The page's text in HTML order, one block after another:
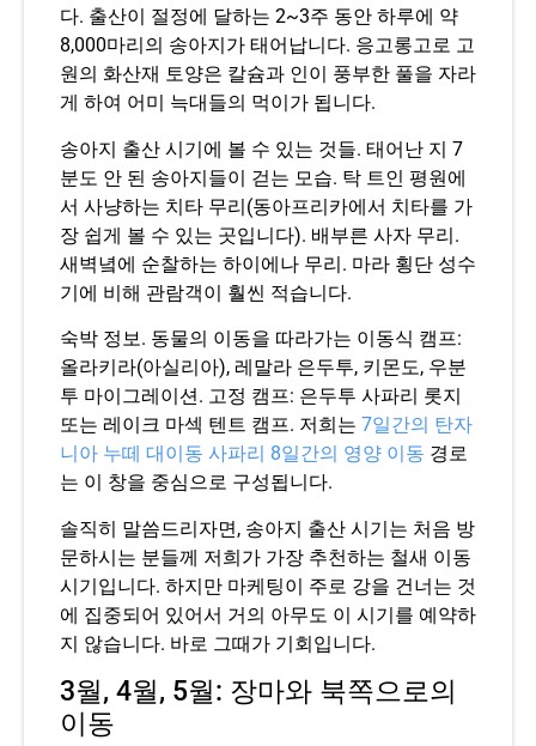
다. 출산이 절정에 달하는 2~3주 동안 하루에 약
8,000마리의 송아지가 태어납니다. 응고롱고로 고
원의 화산재 토양은 칼슘과 인이 풍부한 풀을 자라
게 하여 어미 늑대들의 먹이가 됩니다.
송아지 출산 시기에 볼 수 있는 것들. 태어난 지 7
분도 안 된 송아지들이 걷는 모습. 탁 트인 평원에
서 사냥하는 치타 무리(동아프리카에서 치타를 가
장 쉽게 볼 수 있는 곳입니다). 배부른 사자 무리.
새벽녘에 순찰하는 하이에나 무리. 마라 횡단 성수
기에 비해 관람객이 훨씬 적습니다.
숙박 정보. 동물의 이동을 따라가는 이동식 캠프:
올라키라(아실리아), 레말라 은두투, 키몬도, 우분
투 마이그레이션. 고정 캠프: 은두투 사파리 롯지
또는 레이크 마섹 텐트 캠프. 저희는 7일간의 탄자
니아 누떼 대이동 사파리 8일간의 영양 이동 경로
는 이 창을 중심으로 구성됩니다.
솔직히 말씀드리자면, 송아지 출산 시기는 처음 방
문하시는 분들께 저희가 가장 추천하는 철새 이동
시기입니다. 하지만 마케팅이 주로 강을 건너는 것
에 집중되어 있어서 거의 아무도 이 시기를 예약하
지 않습니다. 바로 그때가 기회입니다.
3월, 4월, 5월: 장마와 북쪽으로의
이동